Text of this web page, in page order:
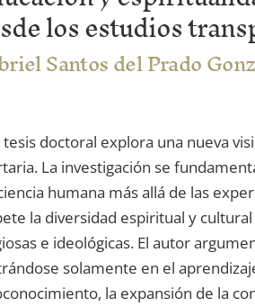
los estudios
Santos del Prado
tesis doctoral explora una nueva
La investigación se
humana más allá de las
la diversidad espiritual y
e ideológicas. El autor
solamente en el
la expansión de la